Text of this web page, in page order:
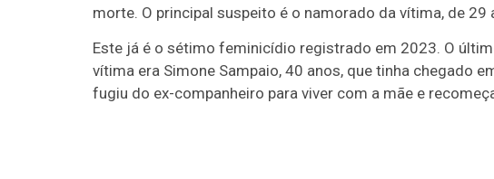
morte. O principal suspeito é o namorado da vítima, de 29
Este já é o sétimo feminicídio registrado em 2023. O
vítima era Simone Sampaio, 40 anos, que tinha chegado
fugiu do ex-companheiro para viver com a mãe e